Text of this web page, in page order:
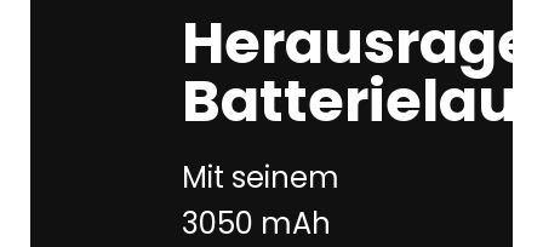
Mit seinem
3050 mAh